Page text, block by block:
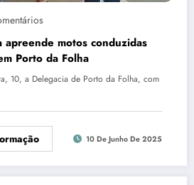
apreende motos conduzidas
Porto da Folha
10, a Delegacia de Porto da Folha, com
10 De Junho De 2025